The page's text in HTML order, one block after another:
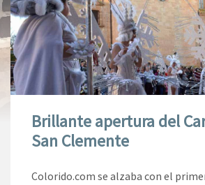
Brillante apertura del
San Clemente
Colorido.com se alzaba con el